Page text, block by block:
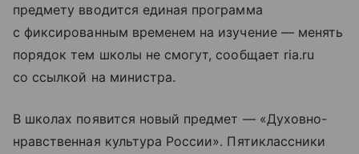
предмету вводится единая программа
с фиксированным временем на изучение — менять
порядок тем школы не смогут, сообщает ria.ru
со ссылкой на министра.
В школах появится новый предмет — «Духовно-
нравственная культура России». Пятиклассники